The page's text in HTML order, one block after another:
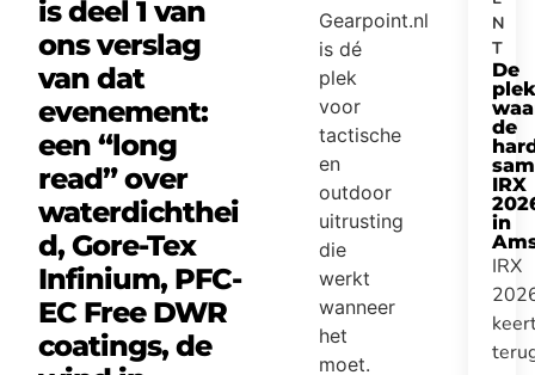
is deel 1 van
ons verslag
van dat
evenement:
een “long
read” over
waterdichthei
d, Gore-Tex
Infinium, PFC-
EC Free DWR
coatings, de
Gearpoint.nl
is dé
plek
voor
tactische
en
outdoor
uitrusting
die
werkt
wanneer
het
moet.
N
T
De
plek
de
IRX
in
IRX